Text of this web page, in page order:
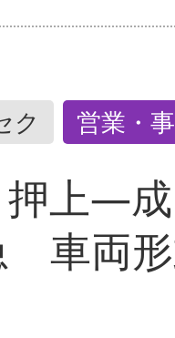
ク 営業・
上―成
車両